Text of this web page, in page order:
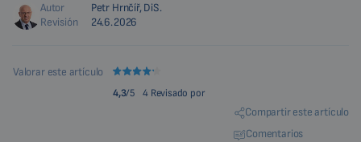
Autor
Petr Hrnčíř, DiS.
Revisión
24.6.2026
Valorar este artículo
4,3/5 4 Revisado por
Compartir este artículo
Comentarios